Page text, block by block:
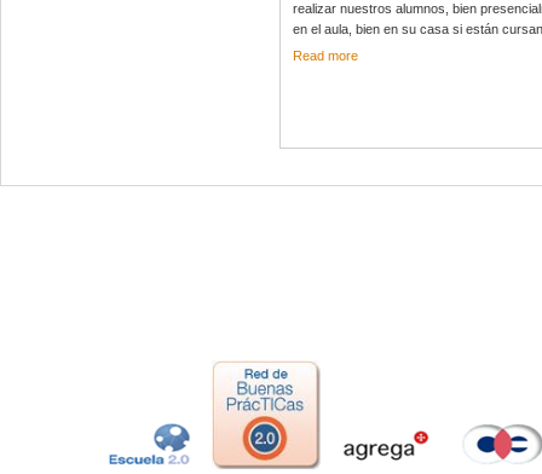
realizar nuestros alumnos, bien
en el aula, bien en su casa si están
Read more